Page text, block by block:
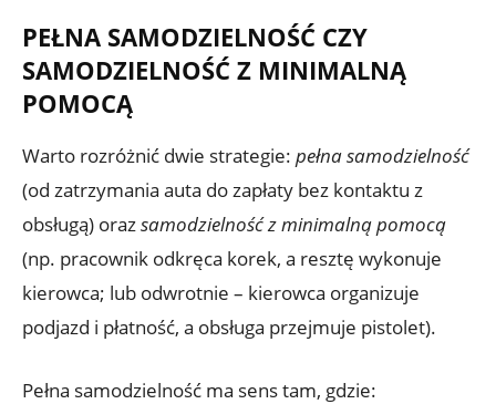
PEŁNA SAMODZIELNOŚĆ CZY
SAMODZIELNOŚĆ Z MINIMALNĄ
POMOCĄ
Warto rozróżnić dwie strategie: pełna samodzielność
(od zatrzymania auta do zapłaty bez kontaktu z
obsługą) orazsamodzielność z minimalną pomocą
(np. pracownik odkręca korek, a resztę wykonuje
kierowca; lub odwrotnie – kierowca organizuje
podjazd i płatność, a obsługa przejmuje pistolet).
Pełna samodzielność ma sens tam, gdzie: